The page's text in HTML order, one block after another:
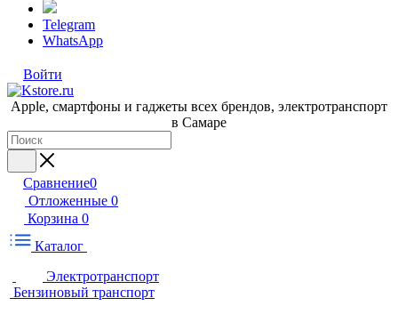
Telegram
WhatsApp
Войти
Apple, cмартфоны и гаджеты всех брендов, электротранспорт
в Самаре
Сравнение0
Отложенные 0
Корзина 0
Каталог
Электротранспорт
Бензиновый транспорт